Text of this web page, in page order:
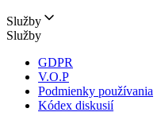
Služby
Služby
GDPR
V.O.P
Podmienky používania
Kódex diskusií